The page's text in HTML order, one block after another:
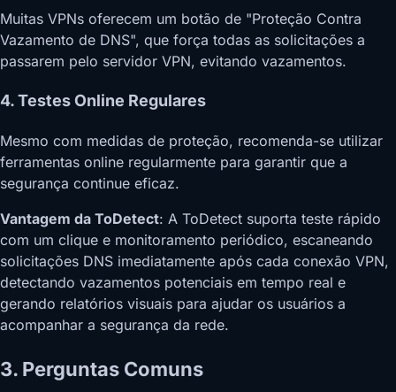
Muitas VPNs oferecem um botão de "Proteção Contra
Vazamento de DNS", que força todas as solicitações a
passarem pelo servidor VPN, evitando vazamentos.
4. Testes Online Regulares
Mesmo com medidas de proteção, recomenda-se utilizar
ferramentas online regularmente para garantir que a
segurança continue eficaz.
Vantagem da ToDetect: A ToDetect suporta teste rápido
com um clique e monitoramento periódico, escaneando
solicitações DNS imediatamente após cada conexão VPN,
detectando vazamentos potenciais em tempo real e
gerando relatórios visuais para ajudar os usuários a
acompanhar a segurança da rede.
3. Perguntas Comuns